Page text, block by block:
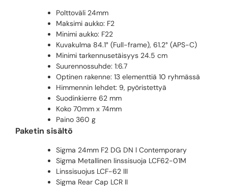
Polttoväli 24mm
Maksimi aukko: F2
Minimi aukko: F22
Kuvakulma 84.1° (Full-frame), 61.2° (APS-C)
Minimi tarkennusetäisyys 24.5 cm
Suurennossuhde: 1:6.7
Optinen rakenne: 13 elementtiä 10 ryhmässä
Himmennin lehdet: 9, pyöristettyä
Suodinkierre 62 mm
Koko 70mm x 74mm
Paino 360 g
Paketin sisältö
Sigma 24mm F2 DG DN l Contemporary
Sigma Metallinen linssisuoja LCF62-01M
Linssisuojus LCF-62 III
Sigma Rear Cap LCR II